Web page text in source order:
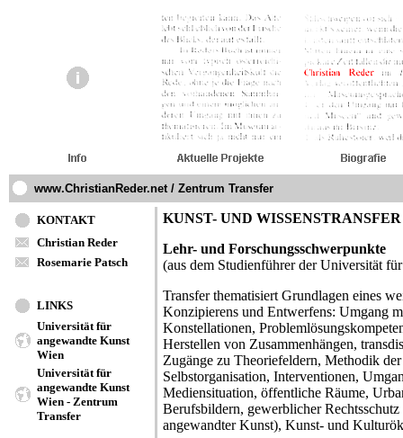
www.ChristianReder.net / Zentrum Transfer
KONTAKT
Christian Reder
Rosemarie Patsch
LINKS
Universität für
angewandte Kunst
Wien
Universität für
angewandte Kunst
Wien - Zentrum
Transfer
KUNST- UND WISSENSTRANSFER
Lehr- und Forschungsschwerpunkte
(aus dem Studienführer der Universität
Transfer thematisiert Grundlagen eines
Konzipierens und Entwerfens: Umgang
Konstellationen,
Herstellen von Zusammenhängen,
Zugänge zu Theoriefeldern, Methodik
Selbstorganisation, Interventionen,
Mediensituation, öffentliche Räume,
Berufsbildern, gewerblicher
angewandter Kunst), Kunst- und